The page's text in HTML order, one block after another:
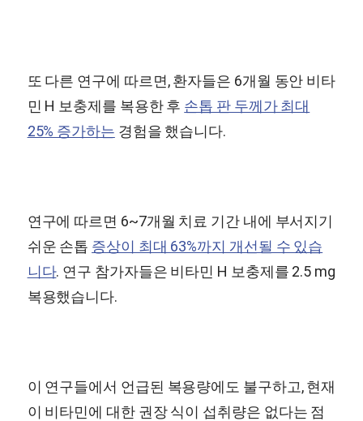
또 다른 연구에 따르면, 환자들은 6개월 동안 비타
민 H 보충제를 복용한 후 손톱 판 두께가 최대
25% 증가하는 경험을 했습니다.
연구에 따르면 6~7개월 치료 기간 내에 부서지기
쉬운 손톱 증상이 최대 63%까지 개선될 수 있습
니다. 연구 참가자들은 비타민 H 보충제를 2.5 mg
복용했습니다.
이 연구들에서 언급된 복용량에도 불구하고, 현재
이 비타민에 대한 권장 식이 섭취량은 없다는 점